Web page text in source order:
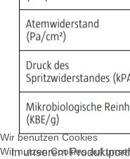
In unserem
Wir benutzen Cookies
Wir nutzen Cookies auf